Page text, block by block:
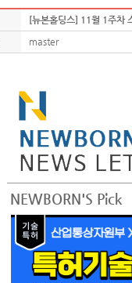
[뉴본홀딩스] 11월 1주차
master
NEWBORN'S Pick